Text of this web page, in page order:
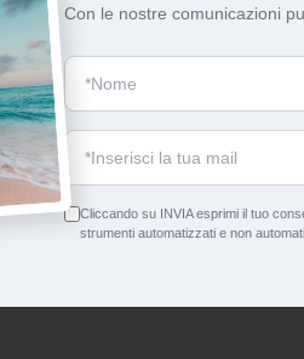
Con le nostre comunicazioni
Cliccando su INVIA esprimi il tuo
strumenti automatizzati e non